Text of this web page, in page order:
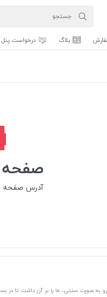
بلاگ درخواست
صفحه
آدرس صفحه
به صورت سنتی، ما را بر آن داشت تا